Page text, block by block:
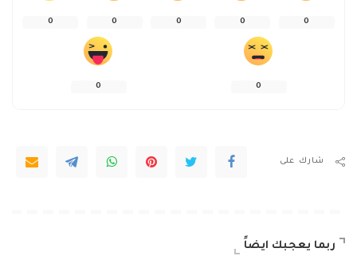
0
0
0
0
0
0
0
شارك على
ربما يعجبك ايضاً